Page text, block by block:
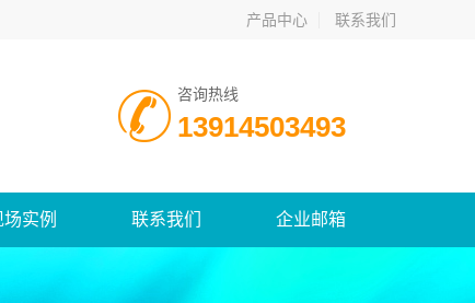
产品中心 联系我们
咨询热线
13914503493
场实例 联系我们 企业邮箱